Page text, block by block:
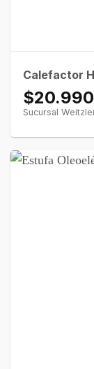
Calefactor
$20.990
Sucursal